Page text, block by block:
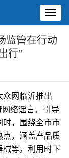
监管在行动
行”
众网临沂推出
络谣言，引导
时，围绕全市市
点，涵盖产品质
械等。利用时下